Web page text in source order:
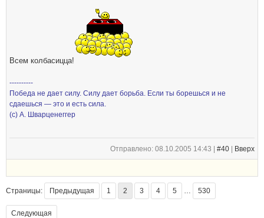
Всем колбасицца!
----------
Победа не дает силу. Силу дает борьба. Если ты борешься и не
сдаешься — это и есть сила.
(с) А. Шварценеггер
Отправлено: 08.10.2005 14:43 | #40 Вверх
Страницы: Предыдущая 1 2 3 4 5 … 530
Следующая